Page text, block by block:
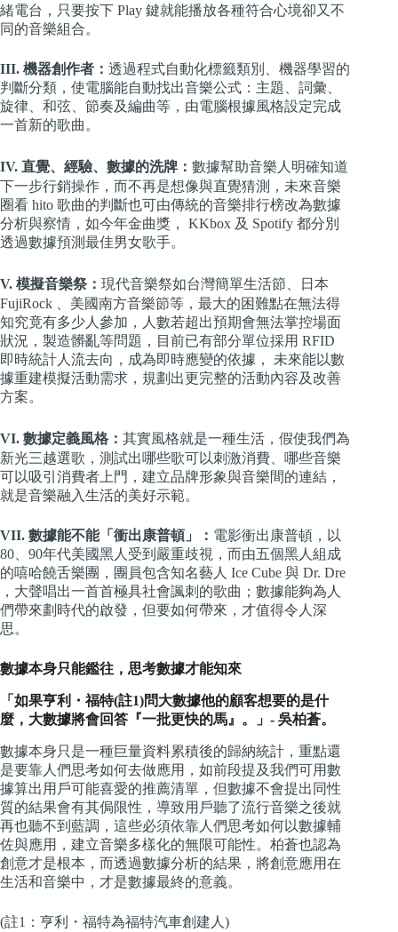
緒電台，只要按下 Play 鍵就能播放各種符合心境卻又不
同的音樂組合。
III. 機器創作者： 透過程式自動化標籤類別、機器學習的
判斷分類，使電腦能自動找出音樂公式：主題、詞彙、
旋律、和弦、節奏及編曲等，由電腦根據風格設定完成
一首新的歌曲。
IV. 直覺、經驗、數據的洗牌： 數據幫助音樂人明確知道
下一步行銷操作，而不再是想像與直覺猜測，未來音樂
圈看 hito 歌曲的判斷也可由傳統的音樂排行榜改為數據
分析與察情，如今年金曲獎， KKbox 及 Spotify 都分別
透過數據預測最佳男女歌手。
V. 模擬音樂祭： 現代音樂祭如台灣簡單生活節、日本
FujiRock 、美國南方音樂節等，最大的困難點在無法得
知究竟有多少人參加，人數若超出預期會無法掌控場面
狀況，製造髒亂等問題，目前已有部分單位採用 RFID
即時統計人流去向，成為即時應變的依據， 未來能以數
據重建模擬活動需求，規劃出更完整的活動內容及改善
方案。
VI. 數據定義風格： 其實風格就是一種生活，假使我們為
新光三越選歌，測試出哪些歌可以刺激消費、哪些音樂
可以吸引消費者上門，建立品牌形象與音樂間的連結，
就是音樂融入生活的美好示範。
VII. 數據能不能「衝出康普頓」： 電影衝出康普頓，以
80、90年代美國黑人受到嚴重歧視，而由五個黑人組成
的嘻哈饒舌樂團，團員包含知名藝人 Ice Cube 與 Dr. Dre
，大聲唱出一首首極具社會諷刺的歌曲；數據能夠為人
們帶來劃時代的啟發，但要如何帶來，才值得令人深
思。
數據本身只能鑑往，思考數據才能知來
「如果亨利・福特(註1)問大數據他的顧客想要的是什
麼，大數據將會回答『一批更快的馬』。」- 吳柏蒼。
數據本身只是一種巨量資料累積後的歸納統計，重點還
是要靠人們思考如何去做應用，如前段提及我們可用數
據算出用戶可能喜愛的推薦清單，但數據不會提出同性
質的結果會有其侷限性，導致用戶聽了流行音樂之後就
再也聽不到藍調，這些必須依靠人們思考如何以數據輔
佐與應用，建立音樂多樣化的無限可能性。柏蒼也認為
創意才是根本，而透過數據分析的結果，將創意應用在
生活和音樂中，才是數據最終的意義。
(註1：亨利・福特為福特汽車創建人)